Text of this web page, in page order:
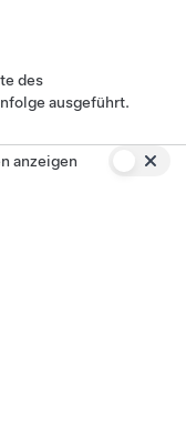
des
ausgeführt.
anzeigen